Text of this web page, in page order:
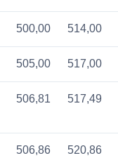
500,00 514,00
505,00 517,00
506,81 517,49
506,86 520,86